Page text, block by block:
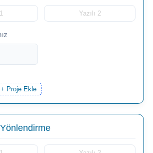
+ Proje Ekle